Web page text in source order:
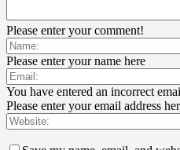
Please enter your comment!
Please enter your name here
You have entered an incorrect
Please enter your email address